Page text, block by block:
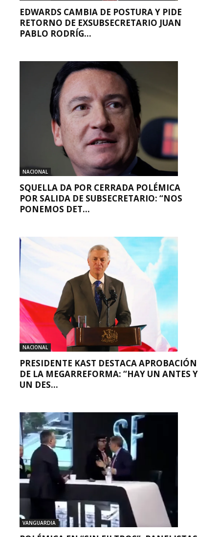
EDWARDS CAMBIA DE POSTURA Y PIDE
RETORNO DE EXSUBSECRETARIO JUAN
PABLO RODRÍG...
NACIONAL
SQUELLA DA POR CERRADA POLÉMICA
POR SALIDA DE SUBSECRETARIO: “NOS
PONEMOS DET...
NACIONAL
PRESIDENTE KAST DESTACA APROBACIÓN
DE LA MEGARREFORMA: “HAY UN ANTES Y
UN DES...
VANGUARDIA